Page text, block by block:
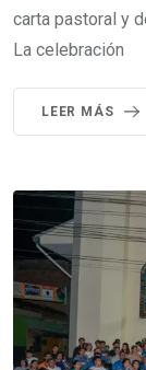
carta pastoral y
La celebración
LEER MÁS